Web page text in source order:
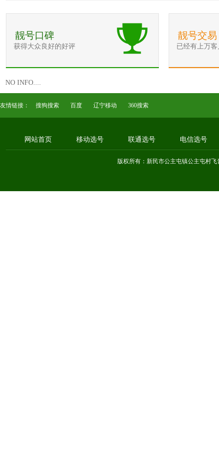
靓号口碑
获得大众良好的好评
靓号交易
已经有上万
NO INFO....
友情链接： 搜狗搜索 百度 辽宁移动 360搜索
网站首页 移动选号 联通选号 电信选号
版权所有：新民市公主屯镇公主屯村